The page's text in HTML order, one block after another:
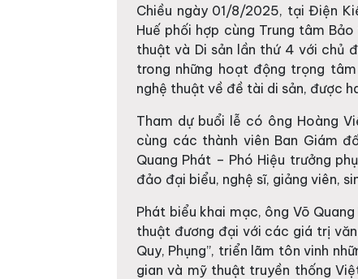
Chiều ngày 01/8/2025, tại Điện
Huế phối hợp cùng Trung tâm
thuật và Di sản lần thứ 4 với chủ
trong những hoạt động trọng
nghệ thuật về đề tài di sản, được
Tham dự buổi lễ có ông Hoàng
cùng các thành viên Ban Giám
Quang Phát – Phó Hiệu trưởng
đảo đại biểu, nghệ sĩ, giảng viên,
Phát biểu khai mạc, ông Võ
thuật đương đại với các giá trị
Quy, Phụng”, triển lãm tôn vinh
gian và mỹ thuật truyền thống